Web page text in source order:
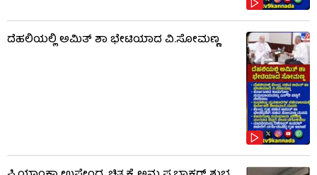
ದೆಹಲಿಯಲ್ಲಿ ಅಮಿತ್ ಶಾ ಭೇಟಿಯಾದ ವಿ.ಸೋಮಣ್ಣ